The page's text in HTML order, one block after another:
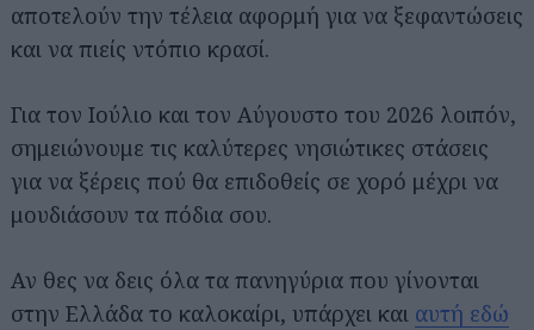
αποτελούν την τέλεια αφορμή για να ξεφαντώσεις
και να πιείς ντόπιο κρασί.
Για τον Ιούλιο και τον Αύγουστο του 2026 λοιπόν,
σημειώνουμε τις καλύτερες νησιώτικες στάσεις
για να ξέρεις πού θα επιδοθείς σε χορό μέχρι να
μουδιάσουν τα πόδια σου.
Αν θες να δεις όλα τα πανηγύρια που γίνονται
στην Ελλάδα το καλοκαίρι, υπάρχει και αυτή εδώ